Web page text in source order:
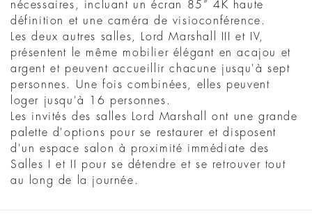
nécessaires, incluant un écran 85” 4K haute
définition et une caméra de visioconférence.
Les deux autres salles, Lord Marshall III et IV,
présentent le même mobilier élégant en acajou et
argent et peuvent accueillir chacune jusqu'à sept
personnes. Une fois combinées, elles peuvent
loger jusqu'à 16 personnes.
Les invités des salles Lord Marshall ont une grande
palette d'options pour se restaurer et disposent
d'un espace salon à proximité immédiate des
Salles I et II pour se détendre et se retrouver tout
au long de la journée.